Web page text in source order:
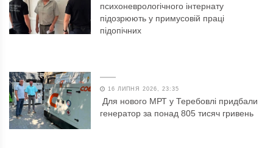
психоневрологічного інтернату
підозрюють у примусовій праці
підопічних
16 ЛИПНЯ 2026, 23:35
Для нового МРТ у Теребовлі придбали
генератор за понад 805 тисяч гривень